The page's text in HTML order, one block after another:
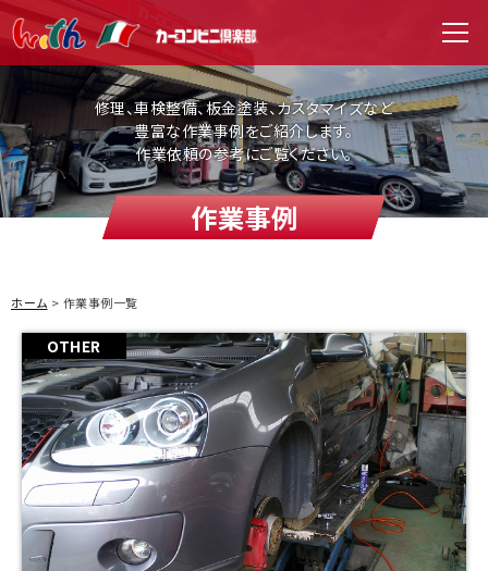
menu
修理、車検整備、板金塗装、カスタマイズなど
豊富な作業事例をご紹介します。
作業依頼の参考にご覧ください。
作業事例
ホーム 作業事例一覧
OTHER